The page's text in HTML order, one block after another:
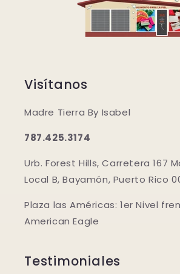
Visítanos
Madre Tierra By Isabel
787.425.3174
Urb. Forest Hills, Carretera 167
Local B, Bayamón, Puerto Rico
Plaza las Américas: 1er Nivel
American Eagle
Testimoniales